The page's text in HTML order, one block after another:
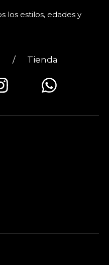
los estilos, edades y
/ Tienda